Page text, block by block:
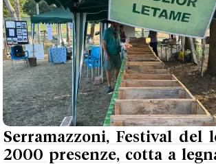
Serramazzoni, Festival del
2000 presenze, cotta a